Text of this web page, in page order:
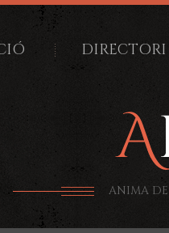
DIRECTORI
ANIMA